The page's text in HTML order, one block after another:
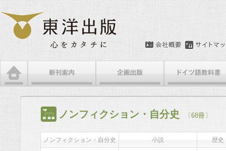
ノンフィクション・自分史 〔68冊〕
ノンフィクション・自分史 小説 歴史